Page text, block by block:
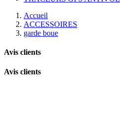
Accueil
ACCESSOIRES
garde boue
Avis clients
Avis clients